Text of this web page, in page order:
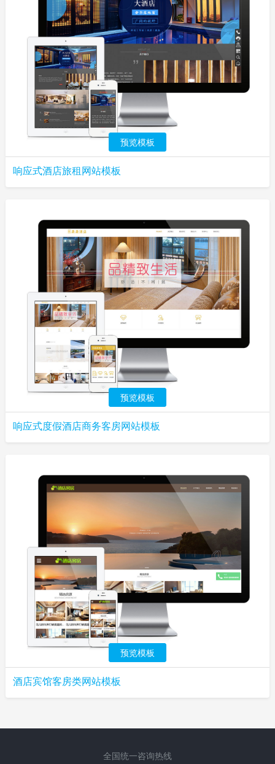
预览模板
响应式酒店旅租网站模板
预览模板
响应式度假酒店商务客房网站模板
预览模板
酒店宾馆客房类网站模板
全国统一咨询热线